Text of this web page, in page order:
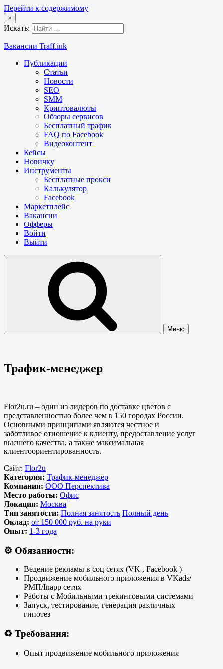
Перейти к содержимому
×
Искать:
Вакансии Traff.ink
Публикации
Статьи
Новости
SEO
SMM
Криптовалюты
Обзоры сервисов
Бесплатный трафик
FAQ по Facebook
Видеоконтент
Кейсы
Новичку
Инструменты
Бесплатные прокси
Калькулятор
Facebook
Маркетплейс
Вакансии
Офферы
Войти
Выйти
Меню
Трафик-менеджер
Flor2u.ru – один из лидеров по доставке цветов с
представленностью более чем в 150 городах России.
Основными принципами являются честное и
заботливое отношение к клиенту, предоставление услуг
высшего качества, а также максимальная
клиентоориентированность.
Сайт: Flor2u
Категория: Трафик-менеджер
Компания: ООО Перспектива
Место работы: Офис
Локация: Москва
Тип занятости: Полная занятость Полный день
Оклад: от 150 000 руб. на руки
Опыт: 1-3 года
⚙️ Обязанности:
Ведение рекламы в соц сетях (VK , Facebook )
Продвижение мобильного приложения в VKads/
РМП/Inapp сетях
Работы с Мобильными трекинговыми системами
Запуск, тестирование, генерация различных
гипотез
♻️ Требования:
Опыт продвижение мобильного приложения